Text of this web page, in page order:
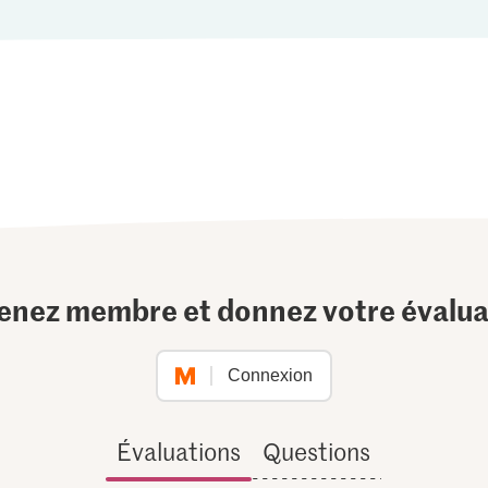
membre et donnez votre
Connexion
Évaluations Questions